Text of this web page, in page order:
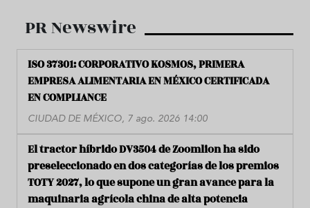
PR Newswire
ISO 37301: CORPORATIVO KOSMOS, PRIMERA
EMPRESA ALIMENTARIA EN MÉXICO CERTIFICADA
EN COMPLIANCE
CIUDAD DE MÉXICO, 7 ago. 2026 14:00
El tractor híbrido DV3504 de Zoomlion ha sido
preseleccionado en dos categorías de los premios
TOTY 2027, lo que supone un gran avance para la
maquinaria agrícola china de alta potencia